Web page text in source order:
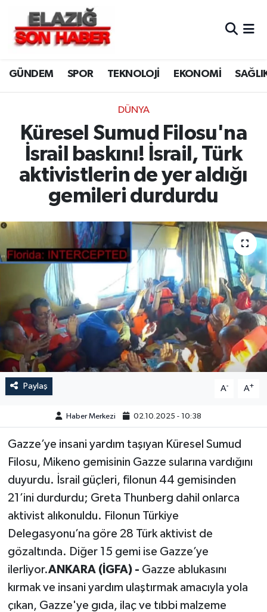
GÜNDEM SPOR TEKNOLOJİ EKONOMİ
DÜNYA
Küresel Sumud Filosu'na
İsrail baskını! İsrail, Türk
aktivistlerin de yer aldığı
gemileri durdurdu
Paylaş A- A+
Haber Merkezi 02.10.2025 - 10:38
Gazze’ye insani yardım taşıyan Küresel Sumud
Filosu, Mikeno gemisinin Gazze sularına vardığını
duyurdu. İsrail güçleri, filonun 44 gemisinden
21’ini durdurdu; Greta Thunberg dahil onlarca
aktivist alıkonuldu. Filonun Türkiye
Delegasyonu’na göre 28 Türk aktivist de
gözaltında. Diğer 15 gemi ise Gazze’ye
ilerliyor.ANKARA (İGFA) - Gazze ablukasını
kırmak ve insani yardım ulaştırmak amacıyla yola
çıkan, Gazze'ye gıda, ilaç ve tıbbi malzeme
CANLI YAYIN
ASAYİŞ
BİLİM VE TEKNOLOJİ
DÜNYA
EĞİTİM
EKONOMİ
ELAZIĞ
GENEL
GÜNDEM
HABERDE İNSAN
KÜLTÜR-SANAT
MAGAZİN
MEDYA
ÖZEL HABER
POLİTİKA
SAĞLIK
SİYASET
SPOR
TEKNOLOJİ
Merkez Hava Durumu
Merkez Trafik Yoğunluk Haritası
Süper Lig Puan Durumu ve Fikstür
Tüm Manşetler
Son Dakika Haberleri
Haber Arşivi